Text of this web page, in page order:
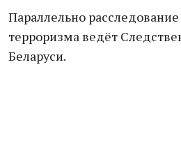
Параллельно
терроризма ведёт
Беларуси.